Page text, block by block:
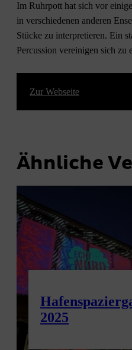
Im Ruhrpott hat sich vor
in verschiedenen anderen
Stücke zu interpretieren. Ein
Percussion vereinigen sich zu
Zur Webseite
Ähnliche
2025